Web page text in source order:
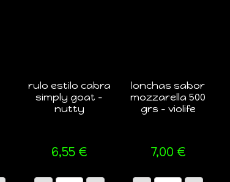
rulo estilo cabra
simply goat –
nutty
6,55 €
lonchas sabor
mozzarella 500
grs – violife
7,00 €